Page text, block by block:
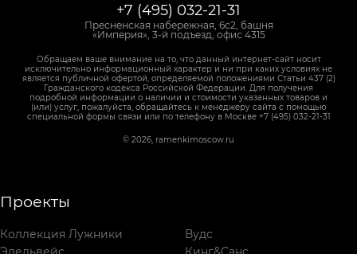
Проекты
Коллекция Лужники
Вудс
+7 (495) 032-21-31
Пресненская набережная, 6с2, башня
«Империя», 3-й подъезд, офис 4315
Обращаем ваше внимание на то, что данный интернет-сайт носит
исключительно информационный характер и ни при каких условиях не
является публичной офертой, определяемой положениями Статьи 437 (2)
Гражданского кодекса Российской Федерации. Для получения
подробной информации о наличии и стоимости указанных товаров и
(или) услуг, пожалуйста, обращайтесь к менеджеру сайта с помощью
специальной формы связи или по телефону в Москве +7 (495) 032-21-31
© 2026, ramenkimoscow.ru